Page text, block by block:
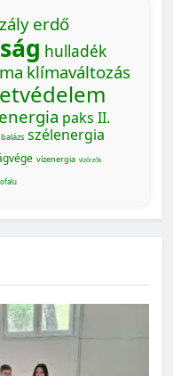
erdő
hulladék
klímaváltozás
paks II.
szélenergia
vízenergia vízőrzők